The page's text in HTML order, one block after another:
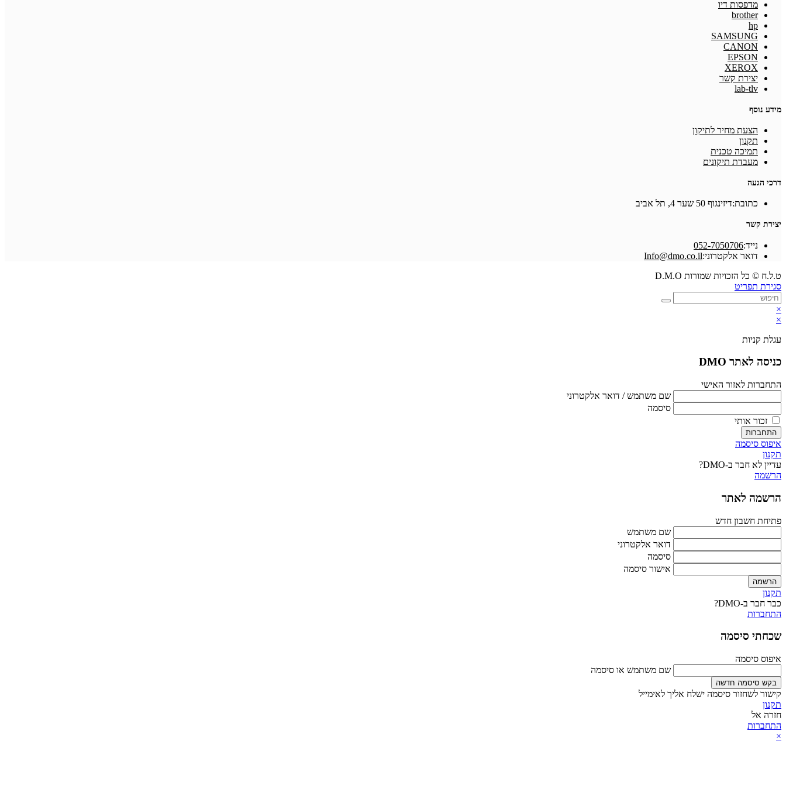
מדפסות דיו
brother
hp
SAMSUNG
CANON
EPSON
XEROX
יצירת קשר
lab-tlv
מידע נוסף
הצעת מחיר לתיקון
תקנון
תמיכה טכנית
מעבדת תיקונים
דרכי הגעה
כתובת:דיזינגוף 50 שער 4, תל אביב
יצירת קשר
נייד:052-7050706
Opens
in
application
דואר אלקטרוני:Info@dmo.co.il
Opens
ט.ל.ח © כל הזכויות שמורות D.M.O
סגירת תפריט
×
×
עגלת קניות
כניסה לאתר DMO
התחברות לאזור האישי
שם משתמש / דואר אלקטרוני
סיסמה
זכור אותי
התחברות
איפוס סיסמה
תקנון
עדיין לא חבר ב-DMO?
הרשמה
הרשמה לאתר
פתיחת חשבון חדש
שם משתמש
דואר אלקטרוני
סיסמה
אישור סיסמה
הרשמה
תקנון
כבר חבר ב-DMO?
התחברות
שכחתי סיסמה
איפוס סיסמה
שם משתמש או סיסמה
בקש סיסמה חדשה
קישור לשחזור סיסמה ישלח אליך לאימייל
תקנון
חזרה אל
התחברות
×